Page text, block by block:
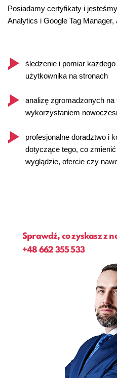
Posiadamy certyfikaty i
Analytics i Google Tag Manager,
śledzenie i pomiar
użytkownika na stronach
analizę zgromadzonych
wykorzystaniem
profesjonalne doradztwo i
dotyczące tego, co zmienić
wyglądzie, ofercie czy
Sprawdź, co zyskasz z
+48 662 355 533